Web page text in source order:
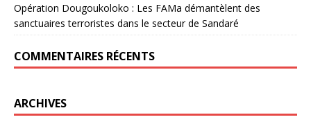
Opération Dougoukoloko : Les FAMa démantèlent des
sanctuaires terroristes dans le secteur de Sandaré
COMMENTAIRES RÉCENTS
ARCHIVES